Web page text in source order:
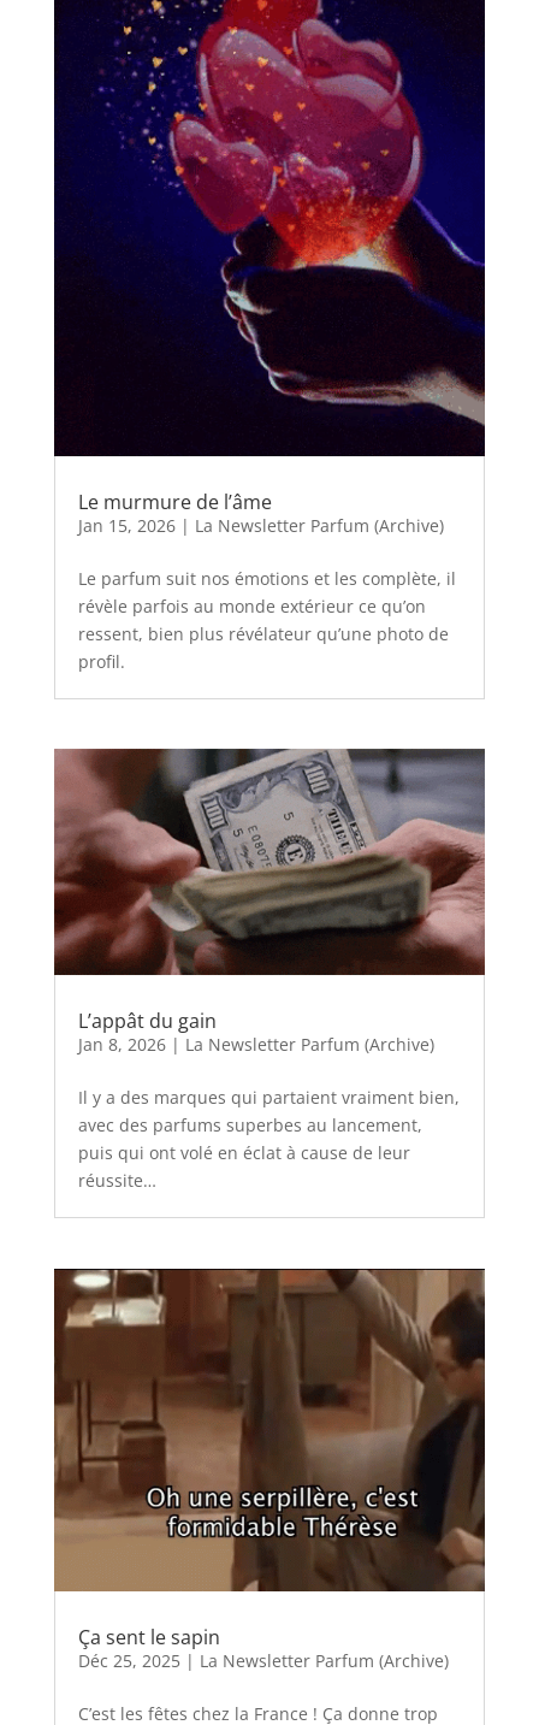
Le murmure de l’âme
Jan 15, 2026| La Newsletter Parfum (Archive)
Le parfum suit nos émotions et les complète, il
révèle parfois au monde extérieur ce qu’on
ressent, bien plus révélateur qu’une photo de
profil.
L’appât du gain
Jan 8, 2026| La Newsletter Parfum (Archive)
Il y a des marques qui partaient vraiment bien,
avec des parfums superbes au lancement,
puis qui ont volé en éclat à cause de leur
réussite…
Ça sent le sapin
Déc 25, 2025| La Newsletter Parfum (Archive)
C’est les fêtes chez la France ! Ça donne trop